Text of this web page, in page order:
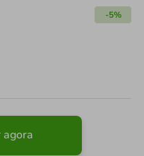
-5%
agora